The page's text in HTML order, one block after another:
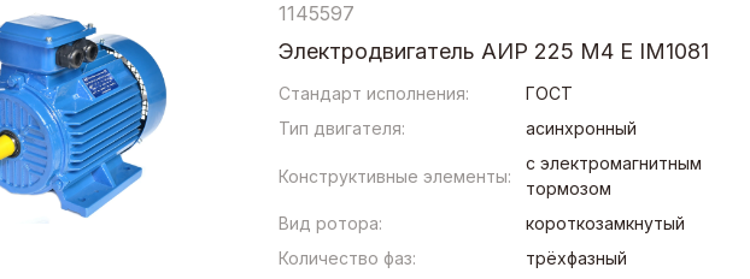
1145597
Электродвигатель АИР 225 М4 Е IM1081
Стандарт исполнения:
ГОСТ
Тип двигателя:
асинхронный
Конструктивные элементы:
с электромагнитным
тормозом
Вид ротора:
короткозамкнутый
Количество фаз:
трёхфазный